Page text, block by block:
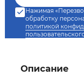
Нажимая
обработку
политикой
Описание